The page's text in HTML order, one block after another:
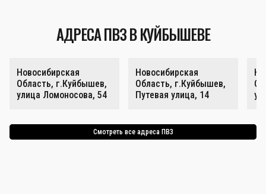
АДРЕСА ПВЗ В КУЙБЫШЕВЕ
Новосибирская
Область, г.Куйбышев,
улица Ломоносова, 54
Новосибирская
Область, г.Куйбышев,
Путевая улица, 14
Смотреть все адреса ПВЗ